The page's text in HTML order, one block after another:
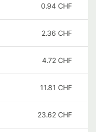
0.94 CHF
2.36 CHF
4.72 CHF
11.81 CHF
23.62 CHF